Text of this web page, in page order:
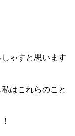
ゃすと思います
はこれらのこと